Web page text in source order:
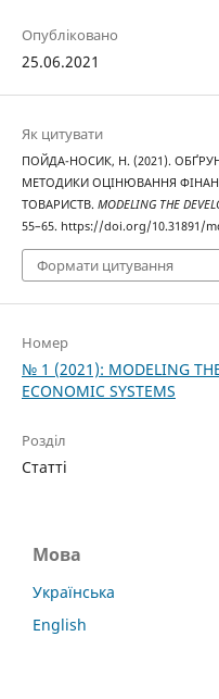
Опубліковано
25.06.2021
Як цитувати
ПОЙДА-НОСИК, Н. (2021).
МЕТОДИКИ ОЦІНЮВАННЯ
ТОВАРИСТВ. MODELING THE
55–65. https://doi.org/10.31891/
Формати цитування
Номер
№ 1 (2021): MODELING
ECONOMIC SYSTEMS
Розділ
Статті
Мова
Українська
English